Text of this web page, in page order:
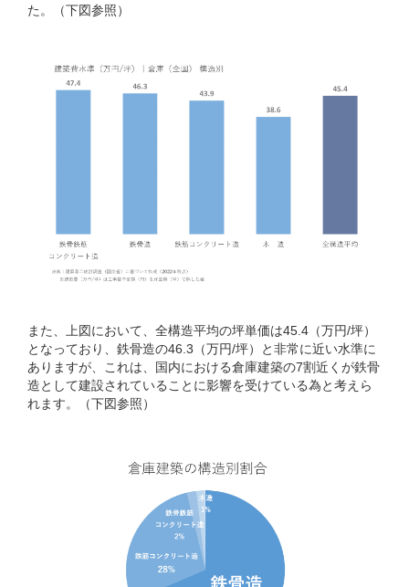
た。（下図参照）
また、上図において、全構造平均の坪単価は45.4（万円/坪）
となっており、鉄骨造の46.3（万円/坪）と非常に近い水準に
ありますが、これは、国内における倉庫建築の7割近くが鉄骨
造として建設されていることに影響を受けている為と考えら
れます。（下図参照）